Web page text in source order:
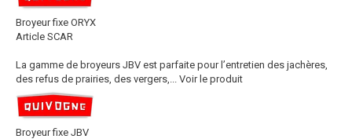
Broyeur fixe ORYX
Article SCAR
La gamme de broyeurs JBV est parfaite pour l’entretien des jachères,
des refus de prairies, des vergers,...
Voir le produit
Broyeur fixe JBV